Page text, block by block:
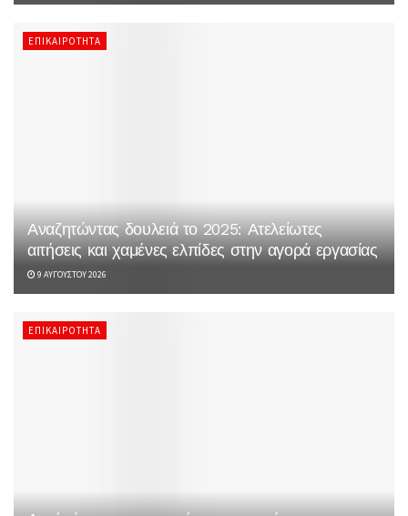
ΕΠΙΚΑΙΡΌΤΗΤΑ
Αναζητώντας δουλειά το 2025: Ατελείωτες
αιτήσεις και χαμένες ελπίδες στην αγορά εργασίας
9 ΑΥΓΟΎΣΤΟΥ 2026
ΕΠΙΚΑΙΡΌΤΗΤΑ